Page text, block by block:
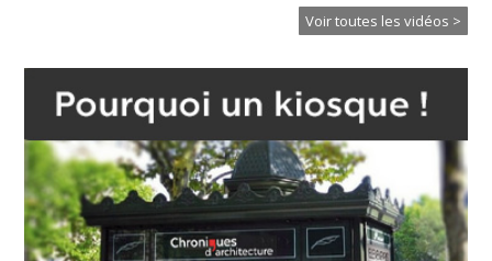
Voir toutes les vidéos >